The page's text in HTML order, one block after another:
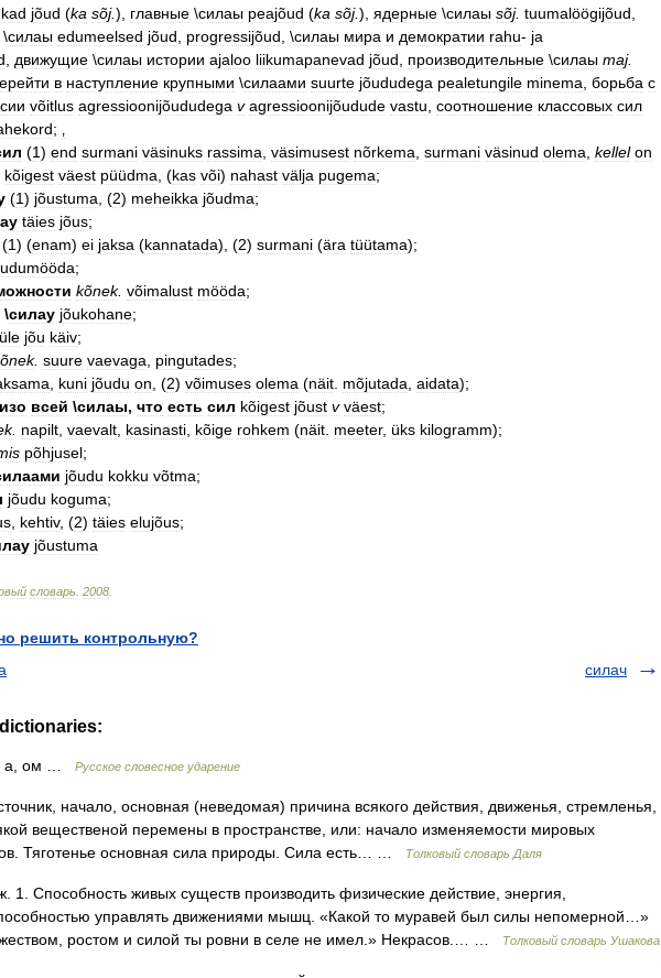
jõud (ka sõj.), главные \силаы peajõud (ka sõj.), ядерные \силаы sõj. tuumalöögijõud
\силаы edumeelsed jõud progressijõud , \силаы мира и демократии rahu- ja
движущие \силаы истории ajaloo liikumapanevad jõud производительные \силаы maj.
в наступление крупными \силаами suurte jõududega pealetungile minema борьба с
võitlus agressioonijõududega v agressioonijõudude vastu соотношение классовых сил
;
(1) end surmani väsinuks rassima väsimusest nõrkema surmani väsinud olema kellel on
kõigest väest püüdma , (kas või) nahast välja pugema;
(1) jõustuma , (2) meheikka jõudma;
täies jõus;
(1) (enam) ei jaksa (kannatada), (2) surmani (ära tüütama);
;
kõnek. võimalust mööda;
\силау jõukohane;
üle jõu käiv;
. suure vaevaga pingutades;
kuni jõudu on , (2) võimuses olema (näit mõjutada aidata);
изо всей \силаы, что есть сил kõigest jõust v väest;
. napilt vaevalt kasinasti kõige rohkem (näit meeter, üks kilogramm);
põhjusel;
jõudu kokku võtma;
jõudu koguma;
kehtiv, (2) täies elujõus;
jõustuma
словарь 2008
решить контрольную?
силач
а, ом … Русское словесное ударение
начало, основная (неведомая) причина всякого действия, движенья, стремленья,
вещественой перемены в пространстве, или: начало изменяемости мировых
Тяготенье основная сила природы. Сила есть… …
Толковый словарь Даля
1. Способность живых существ производить физические действие, энергия,
управлять движениями мышц. «Какой то муравей был силы непомерной…»
ростом и силой ты ровни в селе не имел.» Некрасов.… …
Толковый словарь Ушакова